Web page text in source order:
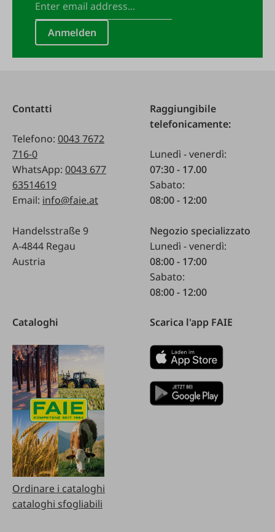
Anmelden
Contatti
Telefono: 0043 7672
716-0
WhatsApp: 0043 677
63514619
Email: info@faie.at
Handelsstraße 9
A-4844 Regau
Austria
Raggiungibile
telefonicamente:
Lunedì - venerdì:
07:30 - 17.00
Sabato:
08:00 - 12:00
Negozio specializzato
Lunedì - venerdì:
08:00 - 17:00
Sabato:
08:00 - 12:00
Cataloghi
Ordinare i cataloghi
cataloghi sfogliabili
Scarica l'app FAIE